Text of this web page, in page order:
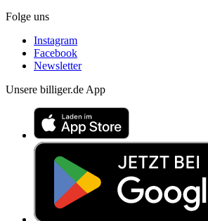
Folge uns
Instagram
Facebook
Newsletter
Unsere billiger.de App